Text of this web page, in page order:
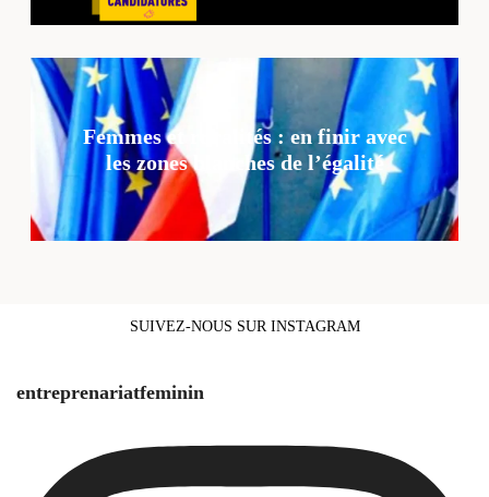
Femmes et ruralités : en finir avec
les zones blanches de l’égalité
SUIVEZ-NOUS SUR INSTAGRAM
entreprenariatfeminin